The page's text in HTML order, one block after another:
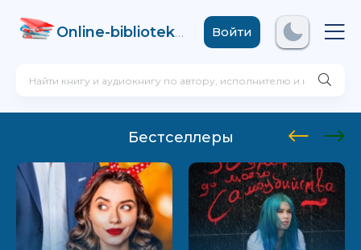
Online-biblioteka .comВойти
Бестселлеры